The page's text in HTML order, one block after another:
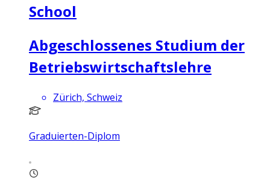
School
Abgeschlossenes Studium der
Betriebswirtschaftslehre
Zürich, Schweiz
Graduierten-Diplom